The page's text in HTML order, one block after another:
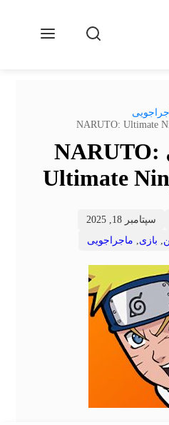
دانلود بازی NARUTO:
Ultimate
سپتامبر 18, 2025
, بازی, ماجراجویی